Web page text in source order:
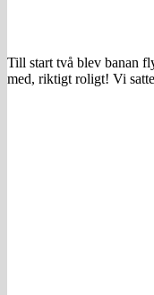
Till start två blev banan
med, riktigt roligt! Vi